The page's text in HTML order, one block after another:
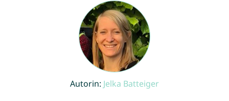
Autorin: Jelka Batteiger